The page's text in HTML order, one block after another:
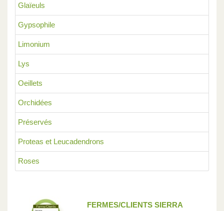
Glaïeuls
Gypsophile
Limonium
Lys
Oeillets
Orchidées
Préservés
Proteas et Leucadendrons
Roses
FERMES/CLIENTS SIERRA